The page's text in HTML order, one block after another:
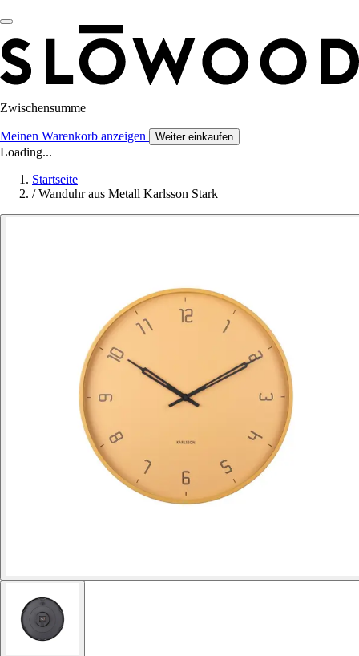
Zwischensumme
Meinen Warenkorb anzeigen Weiter einkaufen
Loading...
Startseite
/ Wanduhr aus Metall Karlsson Stark